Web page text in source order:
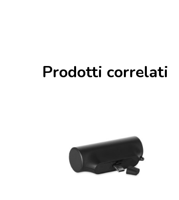
Prodotti correlati